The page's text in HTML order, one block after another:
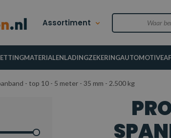
Assortiment
LADINGZEKERINGAUTOMOTIVE
- top 10 - 5 meter - 35 mm - 2.500 kg